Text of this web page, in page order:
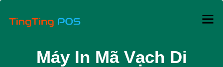
Máy In Mã Vạch Di